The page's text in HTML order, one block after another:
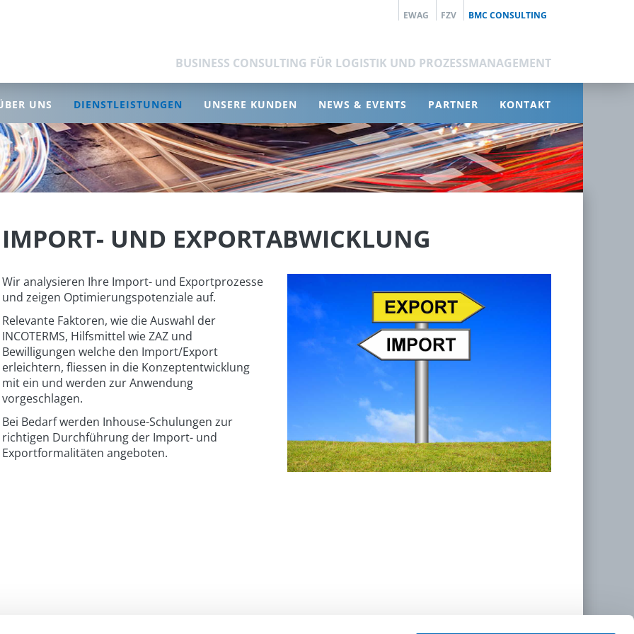
EWAG FZV BMC CONSULTING
BUSINESS CONSULTING FÜR LOGISTIK UND PROZESSMANAGEMENT
UNS DIENSTLEISTUNGEN UNSERE KUNDEN NEWS & EVENTS PARTNER KONTAKT
IMPORT- UND EXPORTABWICKLUNG
Wir analysieren Ihre Import- und Exportprozesse
und zeigen Optimierungspotenziale auf.
Relevante Faktoren, wie die Auswahl der
INCOTERMS, Hilfsmittel wie ZAZ und
Bewilligungen welche den Import/Export
erleichtern, fliessen in die Konzeptentwicklung
mit ein und werden zur Anwendung
vorgeschlagen.
Bei Bedarf werden Inhouse-Schulungen zur
richtigen Durchführung der Import- und
Exportformalitäten angeboten.